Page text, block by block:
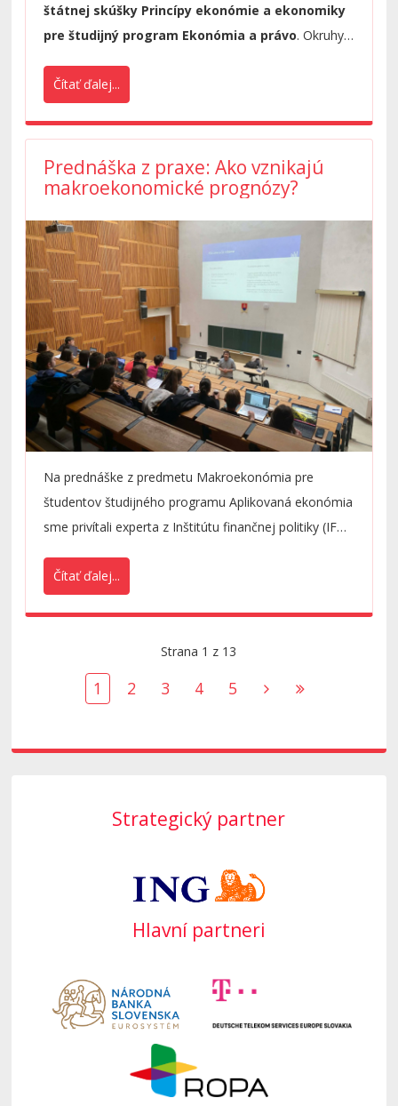
štátnej skúšky Princípy ekonómie a ekonomiky
pre študijný program Ekonómia a právo. Okruhy
Čítať ďalej...
Prednáška z praxe: Ako vznikajú
makroekonomické prognózy?
Na prednáške z predmetu Makroekonómia pre
študentov študijného programu Aplikovaná ekonómia
sme privítali experta z Inštitútu finančnej politiky (IFP)
makroekonomických analýz a prognóz.
Čítať ďalej...
Strana 1 z 13
1 2 3 4 5
Strategický partner
Hlavní partneri